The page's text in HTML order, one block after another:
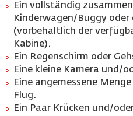
Ein vollständig
Kinderwagen/Buggy
(vorbehaltlich der
Kabine).
Ein Regenschirm oder
Eine kleine Kamera und/
Eine angemessene
Flug.
Ein Paar Krücken und/